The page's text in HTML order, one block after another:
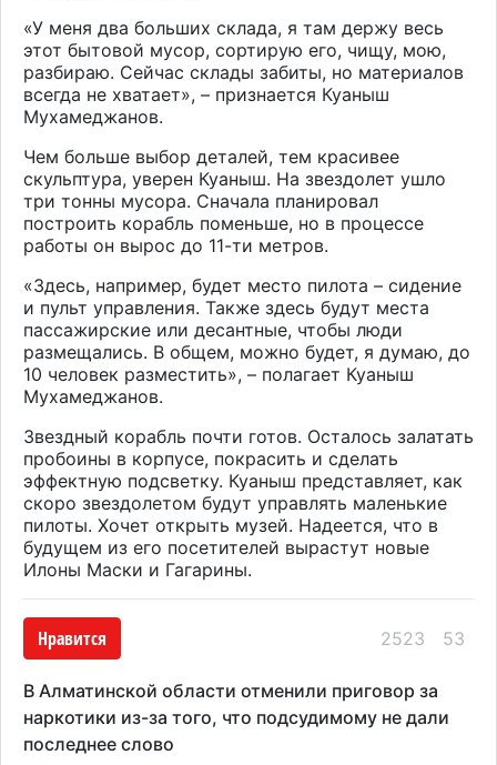
«У меня два больших склада, я там держу весь
этот бытовой мусор, сортирую его, чищу, мою,
разбираю. Сейчас склады забиты, но материалов
всегда не хватает», – признается Куаныш
Мухамеджанов.
Чем больше выбор деталей, тем красивее
скульптура, уверен Куаныш. На звездолет ушло
три тонны мусора. Сначала планировал
построить корабль поменьше, но в процессе
работы он вырос до 11-ти метров.
«Здесь, например, будет место пилота – сидение
и пульт управления. Также здесь будут места
пассажирские или десантные, чтобы люди
размещались. В общем, можно будет, я думаю, до
10 человек разместить», – полагает Куаныш
Мухамеджанов.
Звездный корабль почти готов. Осталось залатать
пробоины в корпусе, покрасить и сделать
эффектную подсветку. Куаныш представляет, как
скоро звездолетом будут управлять маленькие
пилоты. Хочет открыть музей. Надеется, что в
будущем из его посетителей вырастут новые
Илоны Маски и Гагарины.
Нравится 2523 53
В Алматинской области отменили приговор за
наркотики из-за того, что подсудимому не дали
последнее слово